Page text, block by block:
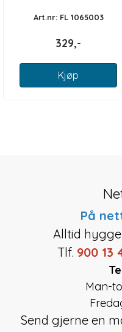
Art.nr: FL 1065003
329,-
Kjøp
På
Alltid
Tlf. 900 13
Man-
Send gjerne en